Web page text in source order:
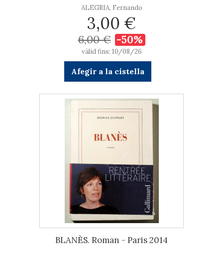
ALEGRIA, Fernando
3,00 €
6,00 € -50%
vàlid fins: 10/08/26
Afegir a la cistella
BLANÈS. Roman - Paris 2014